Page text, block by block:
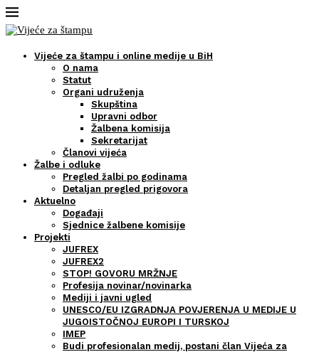
Vijeće za štampu i online medije u BiH
O nama
Statut
Organi udruženja
Skupština
Upravni odbor
Žalbena komisija
Sekretarijat
Članovi vijeća
Žalbe i odluke
Pregled žalbi po godinama
Detaljan pregled prigovora
Aktuelno
Događaji
Sjednice žalbene komisije
Projekti
JUFREX
JUFREX2
STOP! GOVORU MRŽNJE
Profesija novinar/novinarka
Mediji i javni ugled
UNESCO/EU IZGRADNJA POVJERENJA U MEDIJE U
JUGOISTOČNOJ EUROPI I TURSKOJ
IMEP
Budi profesionalan medij, postani član Vijeća za